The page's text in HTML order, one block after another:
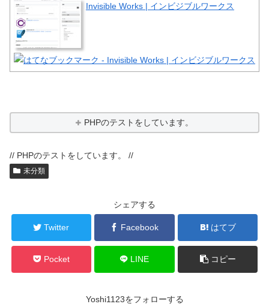
Invisible Works | インビジブルワークス
PHPのテストをしています。
// PHPのテストをしています。 //
未分類
シェアする
Twitter Facebook はてブ
Pocket LINE コピー
Yoshi1123をフォローする